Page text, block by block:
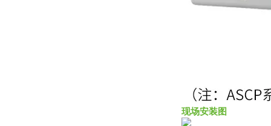
现场安装图